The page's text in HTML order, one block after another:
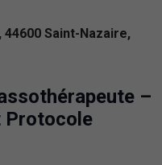
Saint-Nazaire,
–
Protocole